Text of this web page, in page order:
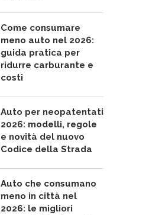
Come consumare
meno auto nel 2026:
guida pratica per
ridurre carburante e
costi
Auto per neopatentati
2026: modelli, regole
e novità del nuovo
Codice della Strada
Auto che consumano
meno in città nel
2026: le migliori